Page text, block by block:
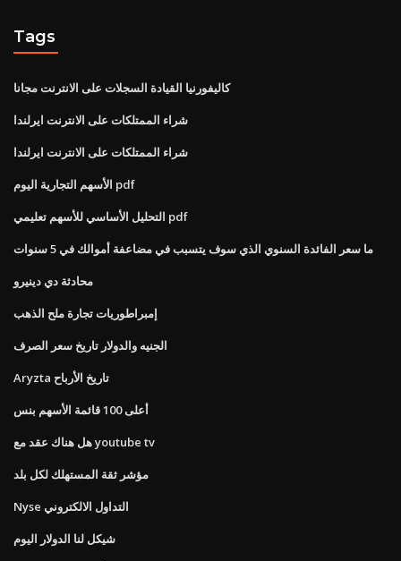
Tags
كاليفورنيا القيادة السجلات على الانترنت مجانا
شراء الممتلكات على الانترنت ايرلندا
شراء الممتلكات على الانترنت ايرلندا
الأسهم التجارية اليوم pdf
التحليل الأساسي للأسهم تعليمي pdf
ما سعر الفائدة السنوي الذي سوف يتسبب في مضاعفة أموالك في 5 سنوات
محادثة دي دينيرو
إمبراطوريات تجارة ملح الذهب
الجنيه والدولار تاريخ سعر الصرف
Aryzta تاريخ الأرباح
أعلى 100 قائمة الأسهم بنس
هل هناك عقد مع youtube tv
مؤشر ثقة المستهلك لكل بلد
Nyse التداول الالكتروني
شيكل لنا الدولار اليوم